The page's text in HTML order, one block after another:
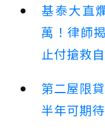
基泰大直
萬！律師
止付搶救
第二屋限
半年可期待